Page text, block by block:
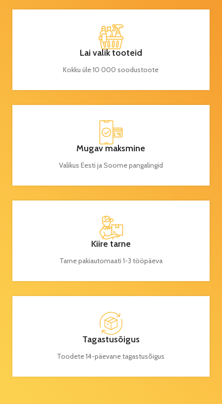
Lai valik tooteid
Kokku üle 10 000 soodustoote
Mugav maksmine
Valikus Eesti ja Soome pangalingid
Kiire tarne
Tarne pakiautomaati 1-3 tööpäeva
Tagastusõigus
Toodete 14-päevane tagastusõigus